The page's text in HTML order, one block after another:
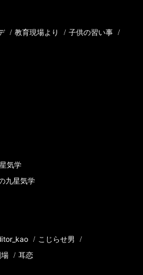
/ 教育現場より / 子供の習い事 /
気学
九星気学
/ こじらせ男 /
/ 耳恋